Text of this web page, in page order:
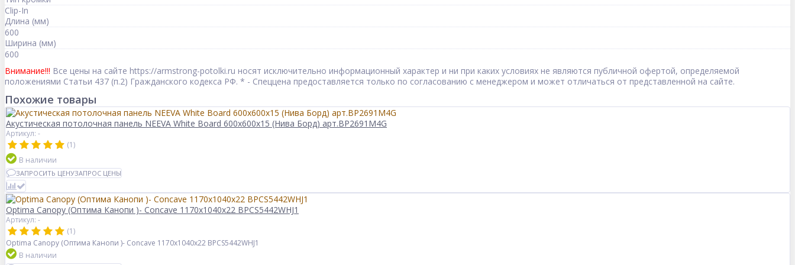
Clip-In
Длина (мм)
600
Ширина (мм)
600
Внимание!!! Все цены на сайте https://armstrong-potolki.ru носят исключительно информационный характер и ни при каких условиях не являются публичной офертой, определяемой
положениями Статьи 437 (п.2) Гражданского кодекса РФ. * - Спеццена предоставляется только по согласованию с менеджером и может отличаться от представленной на сайте.
Похожие товары
Акустическая потолочная панель NEEVA White Board 600x600x15 (Нива Борд) арт.BP2691M4G
Артикул: -
(1)
В наличии
ЗАПРОСИТЬ ЦЕНУЗАПРОС ЦЕНЫ
Optima Canopy (Оптима Канопи )- Concave 1170x1040x22 BPCS5442WHJ1
Артикул: -
(1)
Optima Canopy (Оптима Канопи )- Concave 1170x1040x22 BPCS5442WHJ1
В наличии